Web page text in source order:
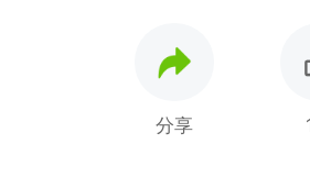
分享